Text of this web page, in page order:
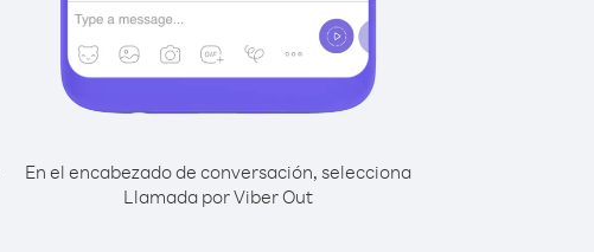
En el encabezado de conversación, selecciona
Llamada por Viber Out